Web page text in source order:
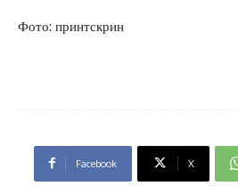
Фото: принтскрин
Facebook X